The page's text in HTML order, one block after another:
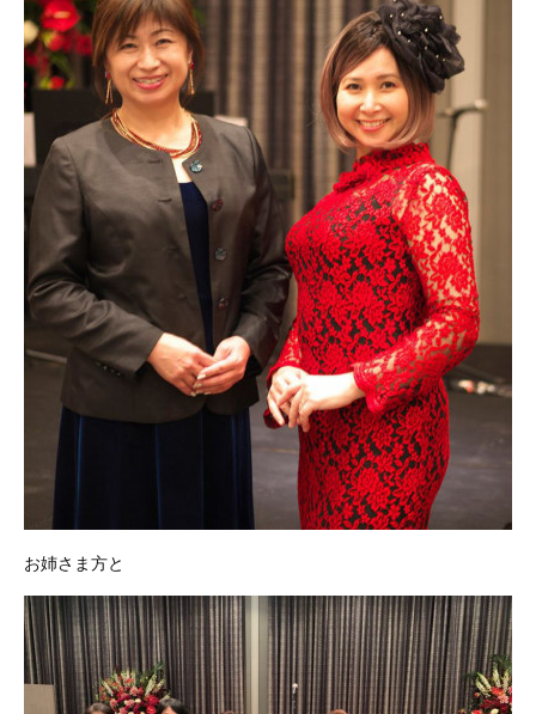
お姉さま方と